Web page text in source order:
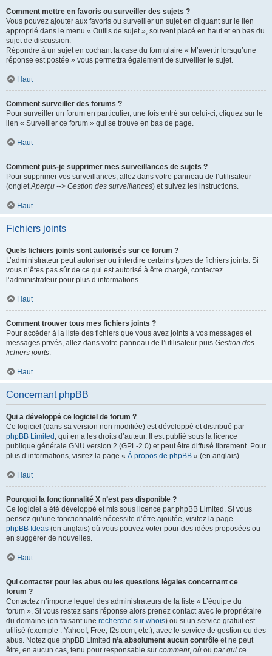
Comment mettre en favoris ou surveiller des sujets ?
Vous pouvez ajouter aux favoris ou surveiller un sujet en cliquant sur le lien
approprié dans le menu « Outils de sujet », souvent placé en haut et en bas du
sujet de discussion.
Répondre à un sujet en cochant la case du formulaire « M’avertir lorsqu’une
réponse est postée » vous permettra également de surveiller le sujet.
Haut
Comment surveiller des forums ?
Pour surveiller un forum en particulier, une fois entré sur celui-ci, cliquez sur le
lien « Surveiller ce forum » qui se trouve en bas de page.
Haut
Comment puis-je supprimer mes surveillances de sujets ?
Pour supprimer vos surveillances, allez dans votre panneau de l’utilisateur
(ongletAperçu --> Gestion des surveillances) et suivez les instructions.
Haut
Fichiers joints
Quels fichiers joints sont autorisés sur ce forum ?
L’administrateur peut autoriser ou interdire certains types de fichiers joints. Si
vous n’êtes pas sûr de ce qui est autorisé à être chargé, contactez
l’administrateur pour plus d’informations.
Haut
Comment trouver tous mes fichiers joints ?
Pour accéder à la liste des fichiers que vous avez joints à vos messages et
messages privés, allez dans votre panneau de l’utilisateur puis Gestion des
fichiers joints.
Haut
Concernant phpBB
Qui a développé ce logiciel de forum ?
Ce logiciel (dans sa version non modifiée) est développé et distribué par
phpBB Limited , qui en a les droits d’auteur. Il est publié sous la licence
publique générale GNU version 2 (GPL-2.0) et peut être diffusé librement. Pour
plus d’informations, visitez la page « À propos de phpBB » (en anglais).
Haut
Pourquoi la fonctionnalité X n’est pas disponible ?
Ce logiciel a été développé et mis sous licence par phpBB Limited. Si vous
pensez qu’une fonctionnalité nécessite d’être ajoutée, visitez la page
phpBB Ideas (en anglais) où vous pouvez voter pour des idées proposées ou
en suggérer de nouvelles.
Haut
Qui contacter pour les abus ou les questions légales concernant ce
forum ?
Contactez n’importe lequel des administrateurs de la liste « L’équipe du
forum ». Si vous restez sans réponse alors prenez contact avec le propriétaire
du domaine (en faisant une recherche sur whois) ou si un service gratuit est
utilisé (exemple : Yahoo!, Free, f2s.com, etc.), avec le service de gestion ou des
abus. Notez que phpBB Limited n’a absolument aucun contrôle et ne peut
être, en aucun cas, tenu pour responsable sur comment, où ou par qui ce